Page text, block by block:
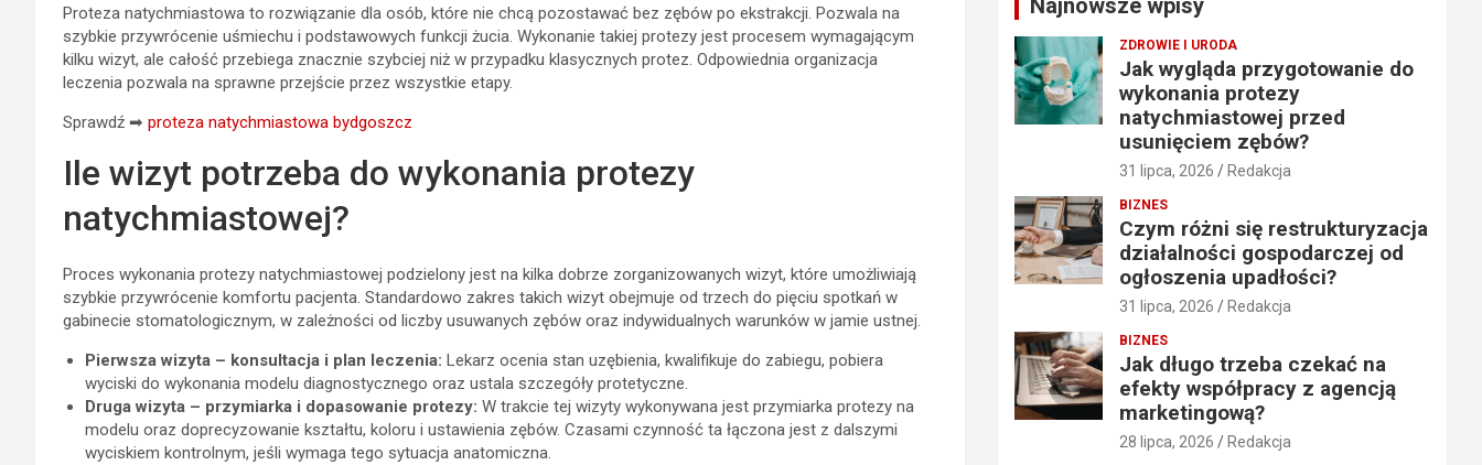
Proteza natychmiastowa to rozwiązanie dla osób, które nie chcą pozostawać bez zębów po ekstrakcji. Pozwala na
szybkie przywrócenie uśmiechu i podstawowych funkcji żucia. Wykonanie takiej protezy jest procesem wymagającym
kilku wizyt, ale całość przebiega znacznie szybciej niż w przypadku klasycznych protez. Odpowiednia organizacja
leczenia pozwala na sprawne przejście przez wszystkie etapy.
Sprawdź ➡ proteza natychmiastowa bydgoszcz
Ile wizyt potrzeba do wykonania protezy
natychmiastowej?
Proces wykonania protezy natychmiastowej podzielony jest na kilka dobrze zorganizowanych wizyt, które umożliwiają
szybkie przywrócenie komfortu pacjenta. Standardowo zakres takich wizyt obejmuje od trzech do pięciu spotkań w
gabinecie stomatologicznym, w zależności od liczby usuwanych zębów oraz indywidualnych warunków w jamie ustnej.
Pierwsza wizyta – konsultacja i plan leczenia: Lekarz ocenia stan uzębienia, kwalifikuje do zabiegu, pobiera
wyciski do wykonania modelu diagnostycznego oraz ustala szczegóły protetyczne.
Druga wizyta – przymiarka i dopasowanie protezy: W trakcie tej wizyty wykonywana jest przymiarka protezy na
modelu oraz doprecyzowanie kształtu, koloru i ustawienia zębów. Czasami czynność ta łączona jest z dalszymi
wyciskiem kontrolnym, jeśli wymaga tego sytuacja anatomiczna.
Najnowsze wpisy
ZDROWIE I URODA
Jak wygląda przygotowanie do
wykonania protezy
natychmiastowej przed
usunięciem zębów?
31 lipca, 2026 Redakcja
BIZNES
Czym różni się restrukturyzacja
działalności gospodarczej od
ogłoszenia upadłości?
31 lipca, 2026 Redakcja
BIZNES
Jak długo trzeba czekać na
efekty współpracy z agencją
marketingową?
28 lipca, 2026 Redakcja